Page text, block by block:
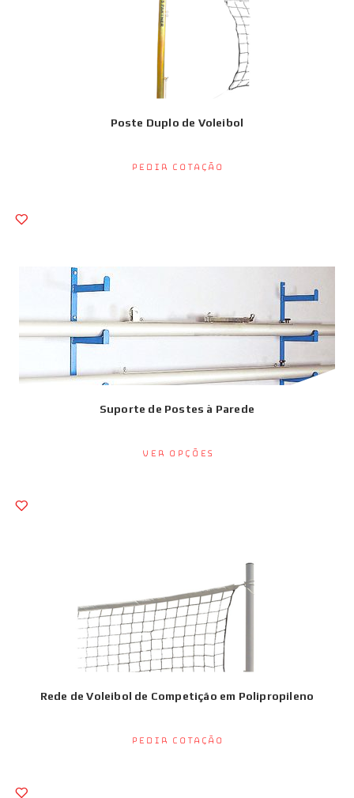
Poste Duplo de Voleibol
Pedir Cotação
Suporte de Postes à Parede
Ver opções
Rede de Voleibol de Competição em Polipropileno
Pedir Cotação